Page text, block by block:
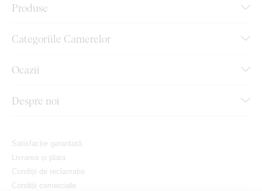
Produse
Categoriile Camerelor
Ocazii
Despre noi
Satisfacție garantată
Livrarea și plata
Condiții de reclamație
Condiții comerciale